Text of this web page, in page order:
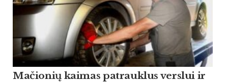
Mačionių kaimas patrauklus verslui ir